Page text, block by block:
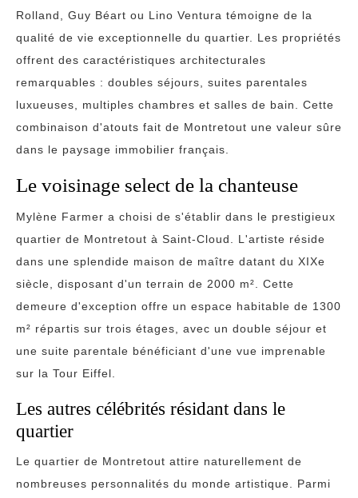
Rolland, Guy Béart ou Lino Ventura témoigne de la
qualité de vie exceptionnelle du quartier. Les propriétés
offrent des caractéristiques architecturales
remarquables : doubles séjours, suites parentales
luxueuses, multiples chambres et salles de bain. Cette
combinaison d'atouts fait de Montretout une valeur sûre
dans le paysage immobilier français.
Le voisinage select de la chanteuse
Mylène Farmer a choisi de s'établir dans le prestigieux
quartier de Montretout à Saint-Cloud. L'artiste réside
dans une splendide maison de maître datant du XIXe
siècle, disposant d'un terrain de 2000 m². Cette
demeure d'exception offre un espace habitable de 1300
m² répartis sur trois étages, avec un double séjour et
une suite parentale bénéficiant d'une vue imprenable
sur la Tour Eiffel.
Les autres célébrités résidant dans le
quartier
Le quartier de Montretout attire naturellement de
nombreuses personnalités du monde artistique. Parmi